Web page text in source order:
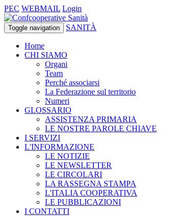
PEC WEBMAIL Login
Toggle navigation SANITÀ
Home
CHI SIAMO
Organi
Team
Perché associarsi
La Federazione sul territorio
Numeri
GLOSSARIO
ASSISTENZA PRIMARIA
LE NOSTRE PAROLE CHIAVE
I SERVIZI
L'INFORMAZIONE
LE NOTIZIE
LE NEWSLETTER
LE CIRCOLARI
LA RASSEGNA STAMPA
L'ITALIA COOPERATIVA
LE PUBBLICAZIONI
I CONTATTI